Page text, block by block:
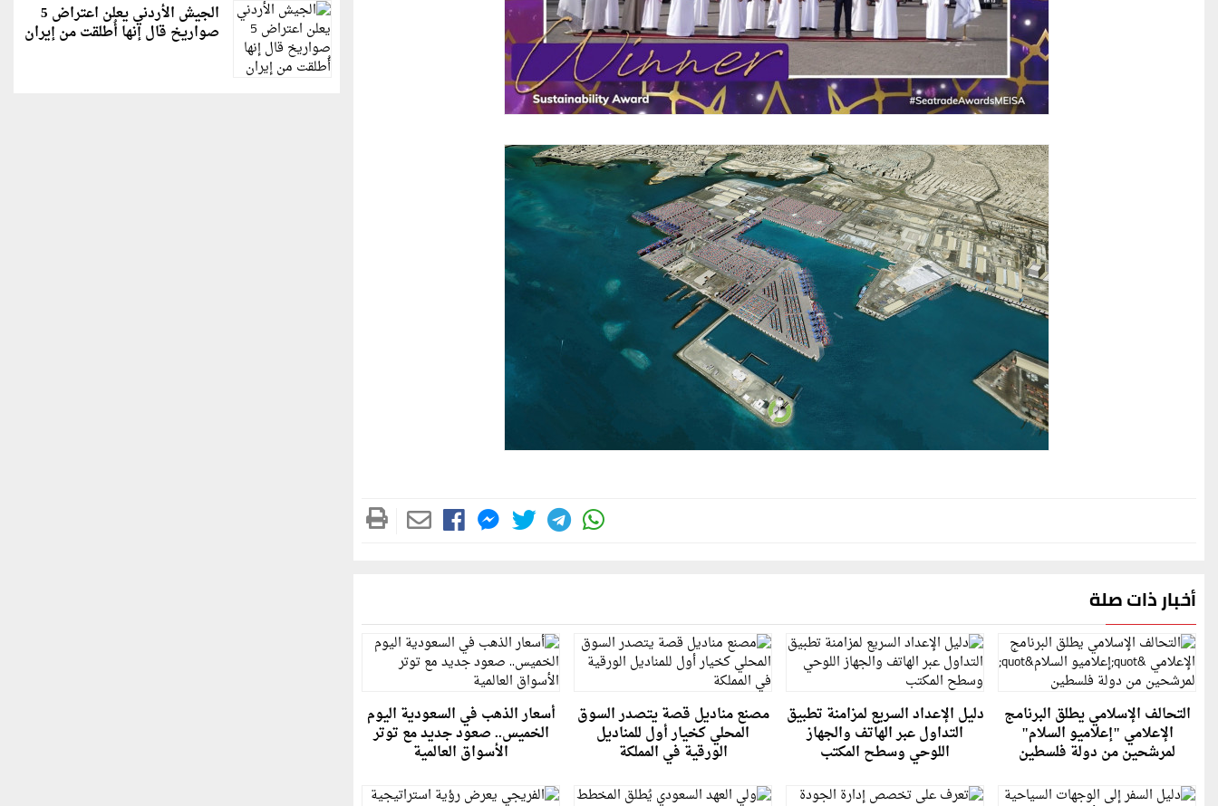
أخبار ذات صلة
التحالف الإسلامي يطلق البرنامج
الإعلامي "إعلاميو السلام"
لمرشحين من دولة فلسطين
دليل الإعداد السريع لمزامنة تطبيق
التداول عبر الهاتف والجهاز
اللوحي وسطح المكتب
مصنع مناديل قصة يتصدر السوق
المحلي كخيار أول للمناديل
الورقية في المملكة
أسعار الذهب في السعودية اليوم
الخميس.. صعود جديد مع توتر
الأسواق العالمية
الجيش الأردني يعلن اعتراض 5
صواريخ قال إنها أُطلقت من إيران